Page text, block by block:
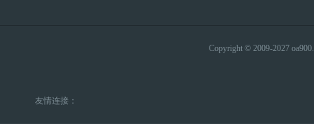
Copyright © 2009-2027
友情连接：